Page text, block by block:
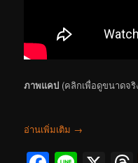
ภาพแคป (คลิกเพื่อดูขนาดจริ
อ่านเพิ่มเติม →